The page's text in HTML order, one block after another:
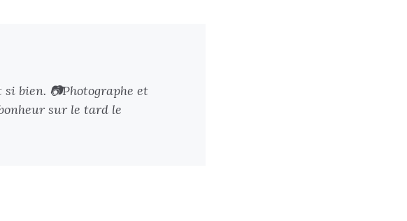
bien. 📷Photographe et
sur le tard le